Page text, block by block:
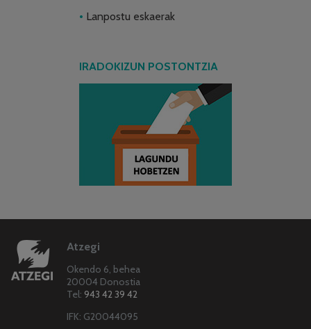
Lanpostu eskaerak
IRADOKIZUN POSTONTZIA
Atzegi
Okendo 6, behea
20004 Donostia
Tel: 943 42 39 42
IFK: G20044095